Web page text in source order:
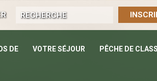
DE VOTRE SÉJOUR PÊCHE DE